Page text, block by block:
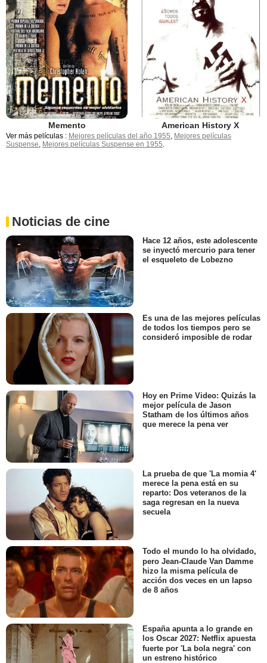
Memento American History X
Ver más películas : Mejores películas del año 1955 Mejores películas
Suspense Mejores películas Suspense en 1955
Noticias de cine
Hace 12 años, este adolescente
se inyectó mercurio para tener
el esqueleto de Lobezno
Es una de las mejores películas
de todos los tiempos pero se
consideró imposible de rodar
Hoy en Prime Video: Quizás la
mejor película de Jason
Statham de los últimos años
que merece la pena ver
La prueba de que 'La momia 4'
merece la pena está en su
reparto: Dos veteranos de la
saga regresan en la nueva
secuela
Todo el mundo lo ha olvidado,
pero Jean-Claude Van Damme
hizo la misma película de
acción dos veces en un lapso
de 8 años
España apunta a lo grande en
los Oscar 2027: Netflix apuesta
fuerte por 'La bola negra' con
un estreno histórico